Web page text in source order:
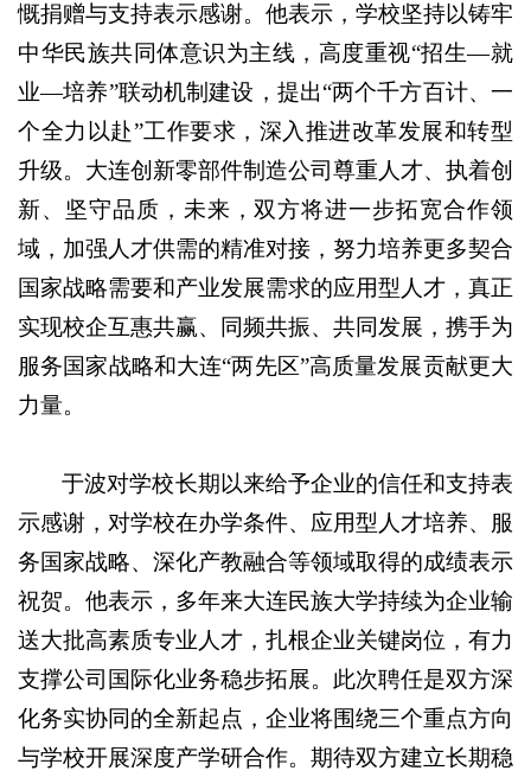
慨捐赠与支持表示感谢。他表示，学校坚持以铸牢
中华民族共同体意识为主线，高度重视“招生—就
业—培养”联动机制建设，提出“两个千方百计、一
个全力以赴”工作要求，深入推进改革发展和转型
升级。大连创新零部件制造公司尊重人才、执着创
新、坚守品质，未来，双方将进一步拓宽合作领
域，加强人才供需的精准对接，努力培养更多契合
国家战略需要和产业发展需求的应用型人才，真正
实现校企互惠共赢、同频共振、共同发展，携手为
服务国家战略和大连“两先区”高质量发展贡献更大
力量。
于波对学校长期以来给予企业的信任和支持表
示感谢，对学校在办学条件、应用型人才培养、服
务国家战略、深化产教融合等领域取得的成绩表示
祝贺。他表示，多年来大连民族大学持续为企业输
送大批高素质专业人才，扎根企业关键岗位，有力
支撑公司国际化业务稳步拓展。此次聘任是双方深
化务实协同的全新起点，企业将围绕三个重点方向
与学校开展深度产学研合作。期待双方建立长期稳